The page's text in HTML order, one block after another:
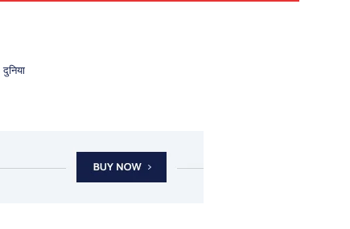
दुनिया